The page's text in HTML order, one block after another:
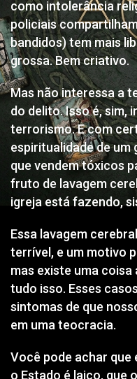
como intolerância
policiais
bandidos) tem mais
grossa. Bem criativo.
Mas não interessa a
do delito. Isso é, sim,
terrorismo. E com
espiritualidade de
que vendem tóxicos
fruto de lavagem
igreja está fazendo,
Essa lavagem
terrível, e um motivo
mas existe uma
tudo isso. Esses
sintomas de que
em uma teocracia.
Você pode achar que
o Estado é laico, que